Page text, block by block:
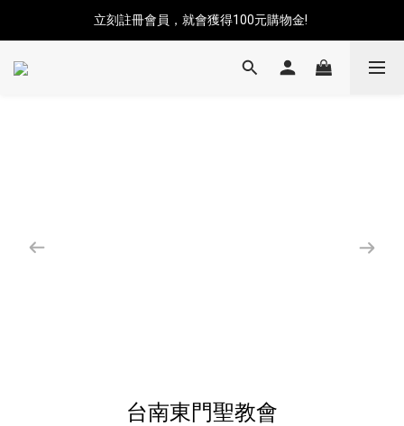
立刻註冊會員，就會獲得100元購物金!
台南東門聖教會